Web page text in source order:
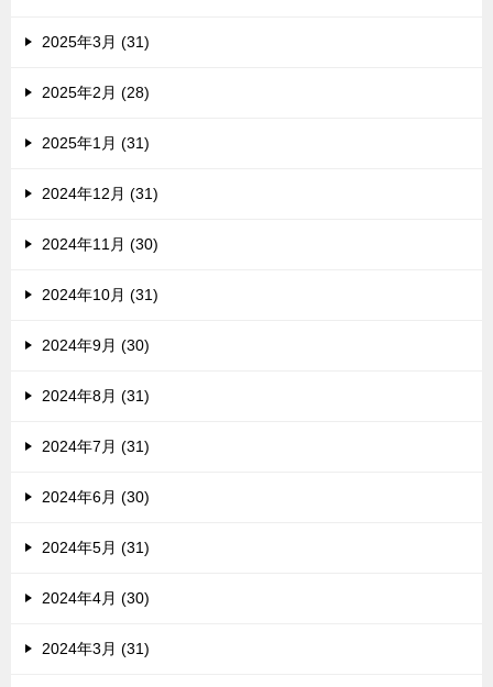
2025年3月 (31)
2025年2月 (28)
2025年1月 (31)
2024年12月 (31)
2024年11月 (30)
2024年10月 (31)
2024年9月 (30)
2024年8月 (31)
2024年7月 (31)
2024年6月 (30)
2024年5月 (31)
2024年4月 (30)
2024年3月 (31)